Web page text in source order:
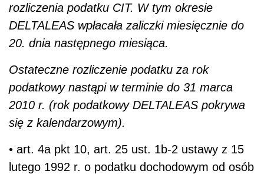
rozliczenia podatku CIT. W tym okresie
DELTALEAS wpłacała zaliczki miesięcznie do
20. dnia następnego miesiąca.
Ostateczne rozliczenie podatku za rok
podatkowy nastąpi w terminie do 31 marca
2010 r. (rok podatkowy DELTALEAS pokrywa
się z kalendarzowym).
• art. 4a pkt 10, art. 25 ust. 1b-2 ustawy z 15
lutego 1992 r. o podatku dochodowym od osób